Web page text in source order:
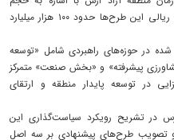
سرمایه‌گذاری‌های مصوب اظهار داشت: ارزش ریالی این طرح‌ها حدود ۱۰۰ هزار میلیارد
در حوزه‌های راهبردی شامل «توسعه
پیشرفته» و «بخش صنعت» متمرکز
در توسعه پایدار منطقه و ارتقای
در تشریح رویکرد سیاست‌گذاری این
تصویب طرح‌های پیشنهادی بر سه اصل